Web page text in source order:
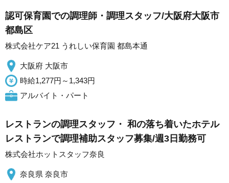
認可保育園での調理師・調理スタッフ/大阪府大阪市
都島区
株式会社ケア21 うれしい保育園 都島本通
大阪府 大阪市
時給1,277円～1,343円
アルバイト・パート
レストランの調理スタッフ・ 和の落ち着いたホテル
レストランで調理補助スタッフ募集/週3日勤務可
株式会社ホットスタッフ奈良
奈良県 奈良市